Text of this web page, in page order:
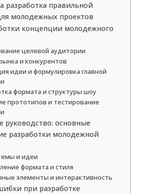
разработка правильной
молодежных проектов
концепции молодежного
целевой аудитории
и конкурентов
идеи и формулировка главной
формата и структуры шоу
прототипов и тестирование
руководство: основные
разработки молодежной
и идеи
формата и стиля
элементы и интерактивность
при разработке